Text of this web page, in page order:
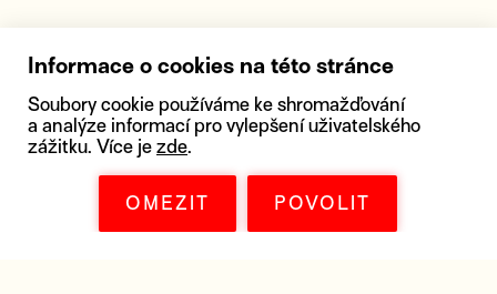
Informace o cookies na této stránce
Soubory cookie používáme ke shromažďování
a analýze informací pro vylepšení uživatelského
zážitku. Více je zde.
OMEZIT POVOLIT